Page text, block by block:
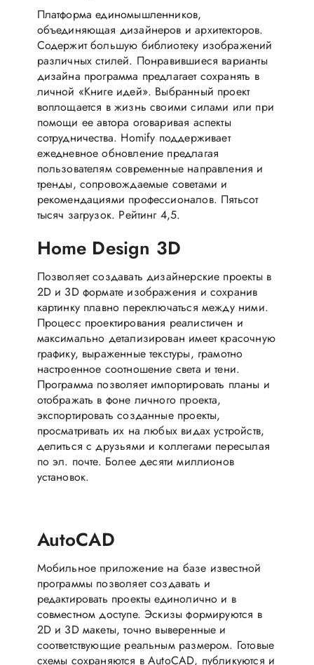
Платформа единомышленников,
объединяющая дизайнеров и архитекторов.
Содержит большую библиотеку изображений
различных стилей. Понравившиеся варианты
дизайна программа предлагает сохранять в
личной «Книге идей». Выбранный проект
воплощается в жизнь своими силами или при
помощи ее автора оговаривая аспекты
сотрудничества. Homify поддерживает
ежедневное обновление предлагая
пользователям современные направления и
тренды, сопровождаемые советами и
рекомендациями профессионалов. Пятьсот
тысяч загрузок. Рейтинг 4,5.
Home Design 3D
Позволяет создавать дизайнерские проекты в
2D и 3D формате изображения и сохранив
картинку плавно переключаться между ними.
Процесс проектирования реалистичен и
максимально детализирован имеет красочную
графику, выраженные текстуры, грамотно
настроенное соотношение света и тени.
Программа позволяет импортировать планы и
отображать в фоне личного проекта,
экспортировать созданные проекты,
просматривать их на любых видах устройств,
делиться с друзьями и коллегами пересылая
по эл. почте. Более десяти миллионов
установок.
AutoCAD
Мобильное приложение на базе известной
программы позволяет создавать и
редактировать проекты единолично и в
совместном доступе. Эскизы формируются в
2D и 3D макеты, точно выверенные и
соответствующие реальным размером. Готовые
схемы сохраняются в AutoCAD, публикуются и